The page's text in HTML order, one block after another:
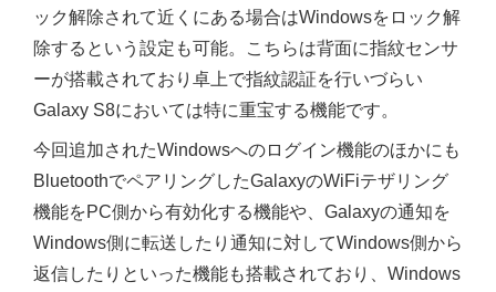
ック解除されて近くにある場合はWindowsをロック解
除するという設定も可能。こちらは背面に指紋センサ
ーが搭載されており卓上で指紋認証を行いづらい
Galaxy S8においては特に重宝する機能です。
今回追加されたWindowsへのログイン機能のほかにも
BluetoothでペアリングしたGalaxyのWiFiテザリング
機能をPC側から有効化する機能や、Galaxyの通知を
Windows側に転送したり通知に対してWindows側から
返信したりといった機能も搭載されており、Windows